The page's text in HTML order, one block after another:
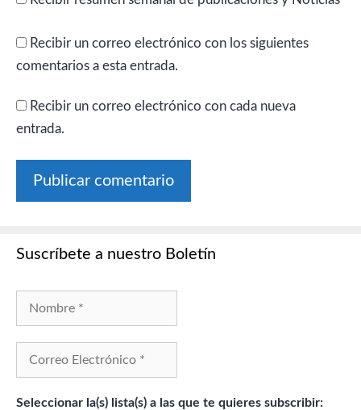
Recibir un correo electrónico con los siguientes
comentarios a esta entrada.
Recibir un correo electrónico con cada nueva
entrada.
Suscríbete a nuestro Boletín
Seleccionar la(s) lista(s) a las que te quieres subscribir: